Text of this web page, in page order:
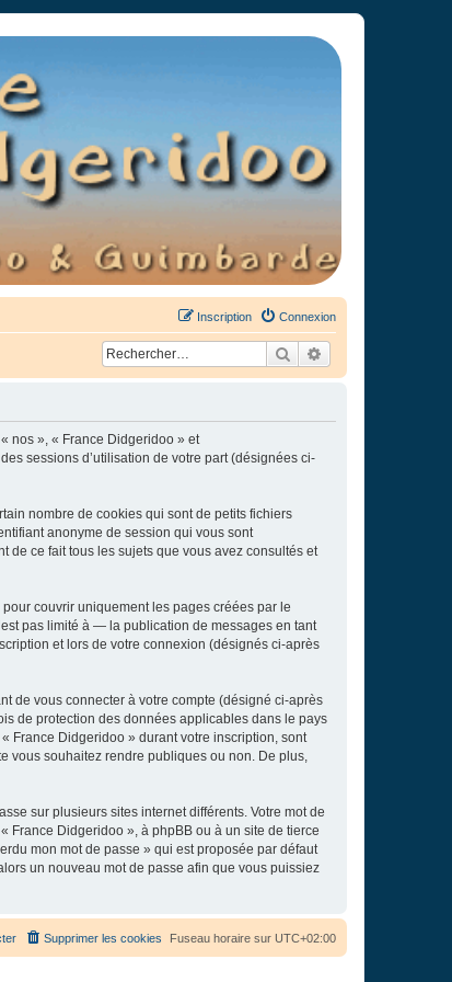
Connexion
Inscription
Rechercher
nos », « France Didgeridoo » et
sessions d’utilisation de votre part (désignées ci-
nombre de cookies qui sont de petits fichiers
anonyme de session qui vous sont
de ce fait tous les sujets que vous avez consultés et
couvrir uniquement les pages créées par le
pas limité à — la publication de messages en tant
et lors de votre connexion (désignés ci-après
de vous connecter à votre compte (désigné ci-après
de protection des données applicables dans le pays
France Didgeridoo » durant votre inscription, sont
vous souhaitez rendre publiques ou non. De plus,
sur plusieurs sites internet différents. Votre mot de
France Didgeridoo », à phpBB ou à un site de tierce
mon mot de passe » qui est proposée par défaut
un nouveau mot de passe afin que vous puissiez
Fuseau horaire sur UTC+02:00
Supprimer les cookies